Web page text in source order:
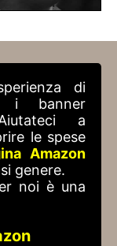
di
i banner
a
le spese
Amazon
genere.
noi è una